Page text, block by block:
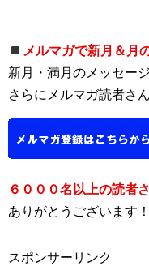
メルマガで新月＆月
新月・満月のメッセー
さらにメルマガ読者さ
６０００名以上の読者
ありがとうございます！
スポンサーリンク